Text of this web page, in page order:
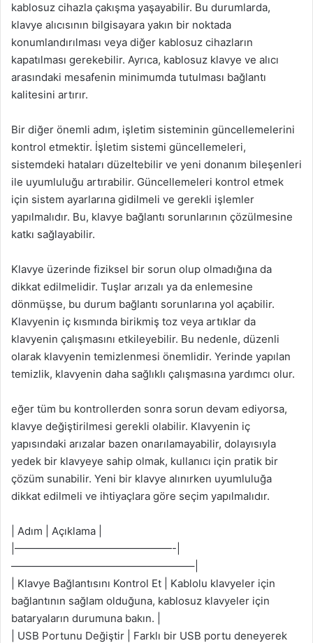
kablosuz cihazla çakışma yaşayabilir. Bu durumlarda,
klavye alıcısının bilgisayara yakın bir noktada
konumlandırılması veya diğer kablosuz cihazların
kapatılması gerekebilir. Ayrıca, kablosuz klavye ve alıcı
arasındaki mesafenin minimumda tutulması bağlantı
kalitesini artırır.
Bir diğer önemli adım, işletim sisteminin güncellemelerini
kontrol etmektir. İşletim sistemi güncellemeleri,
sistemdeki hataları düzeltebilir ve yeni donanım bileşenleri
ile uyumluluğu artırabilir. Güncellemeleri kontrol etmek
için sistem ayarlarına gidilmeli ve gerekli işlemler
yapılmalıdır. Bu, klavye bağlantı sorunlarının çözülmesine
katkı sağlayabilir.
Klavye üzerinde fiziksel bir sorun olup olmadığına da
dikkat edilmelidir. Tuşlar arızalı ya da enlemesine
dönmüşse, bu durum bağlantı sorunlarına yol açabilir.
Klavyenin iç kısmında birikmiş toz veya artıklar da
klavyenin çalışmasını etkileyebilir. Bu nedenle, düzenli
olarak klavyenin temizlenmesi önemlidir. Yerinde yapılan
temizlik, klavyenin daha sağlıklı çalışmasına yardımcı olur.
eğer tüm bu kontrollerden sonra sorun devam ediyorsa,
klavye değiştirilmesi gerekli olabilir. Klavyenin iç
yapısındaki arızalar bazen onarılamayabilir, dolayısıyla
yedek bir klavyeye sahip olmak, kullanıcı için pratik bir
çözüm sunabilir. Yeni bir klavye alınırken uyumluluğa
dikkat edilmeli ve ihtiyaçlara göre seçim yapılmalıdır.
| Adım | Açıklama |
|———————————————-|
—————————————————–|
| Klavye Bağlantısını Kontrol Et | Kablolu klavyeler için
bağlantının sağlam olduğuna, kablosuz klavyeler için
bataryaların durumuna bakın. |
| USB Portunu Değiştir | Farklı bir USB portu deneyerek